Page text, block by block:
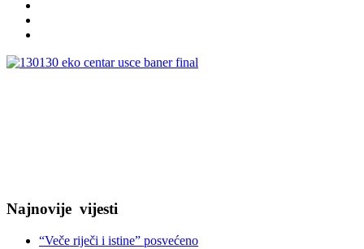
Najnovije vijesti
“Veče riječi i istine” posvećeno